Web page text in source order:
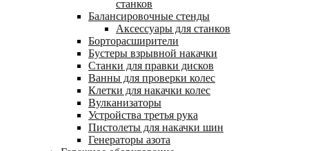
станков
Балансировочные стенды
Аксессуары для станков
Борторасширители
Бустеры взрывной накачки
Станки для правки дисков
Ванны для проверки колес
Клетки для накачки колес
Вулканизаторы
Устройства третья рука
Пистолеты для накачки шин
Генераторы азота